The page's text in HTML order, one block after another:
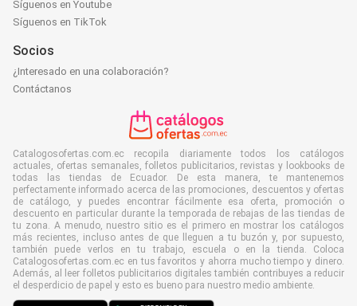
Síguenos en Youtube
Síguenos en TikTok
Socios
¿Interesado en una colaboración?
Contáctanos
Catalogosofertas.com.ec recopila diariamente todos los catálogos
actuales, ofertas semanales, folletos publicitarios, revistas y lookbooks de
todas las tiendas de Ecuador. De esta manera, te mantenemos
perfectamente informado acerca de las promociones, descuentos y ofertas
de catálogo, y puedes encontrar fácilmente esa oferta, promoción o
descuento en particular durante la temporada de rebajas de las tiendas de
tu zona. A menudo, nuestro sitio es el primero en mostrar los catálogos
más recientes, incluso antes de que lleguen a tu buzón y, por supuesto,
también puede verlos en tu trabajo, escuela o en la tienda. Coloca
Catalogosofertas.com.ec en tus favoritos y ahorra mucho tiempo y dinero.
Además, al leer folletos publicitarios digitales también contribuyes a reducir
el desperdicio de papel y esto es bueno para nuestro medio ambiente.